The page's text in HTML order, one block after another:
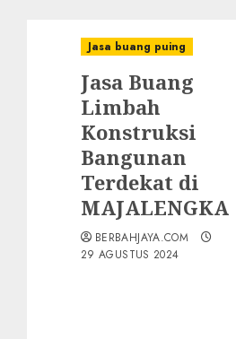
Jasa buang puing
Jasa Buang
Limbah
Konstruksi
Bangunan
Terdekat di
MAJALENGKA
BERBAHJAYA.COM
29 AGUSTUS 2024